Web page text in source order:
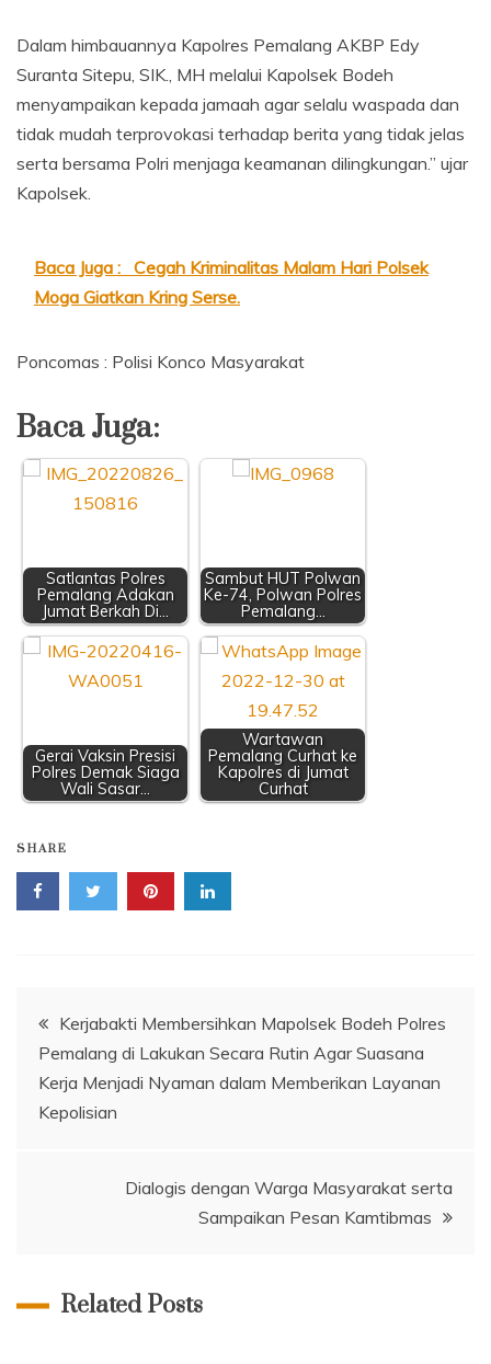
Dalam himbauannya Kapolres Pemalang AKBP Edy
Suranta Sitepu, SIK., MH melalui Kapolsek Bodeh
menyampaikan kepada jamaah agar selalu waspada dan
tidak mudah terprovokasi terhadap berita yang tidak jelas
serta bersama Polri menjaga keamanan dilingkungan.” ujar
Kapolsek.
Baca Juga : Cegah Kriminalitas Malam Hari Polsek
Moga Giatkan Kring Serse.
Poncomas : Polisi Konco Masyarakat
Baca Juga:
Satlantas Polres
Pemalang Adakan
Jumat Berkah Di…
Sambut HUT Polwan
Ke-74, Polwan Polres
Pemalang…
Gerai Vaksin Presisi
Polres Demak Siaga
Wali Sasar…
Wartawan
Pemalang Curhat ke
Kapolres di Jumat
Curhat
SHARE
Navigasi
pos
Kerjabakti Membersihkan Mapolsek Bodeh Polres
Pemalang di Lakukan Secara Rutin Agar Suasana
Kerja Menjadi Nyaman dalam Memberikan Layanan
Kepolisian
Dialogis dengan Warga Masyarakat serta
Sampaikan Pesan Kamtibmas
Related Posts